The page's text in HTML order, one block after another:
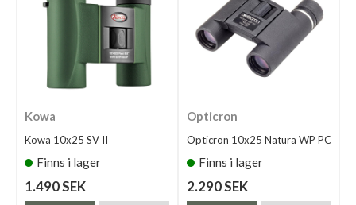
Kowa
Kowa 10x25 SV II
Finns i lager
1.490 SEK
Opticron
Opticron 10x25 Natura WP PC
Finns i lager
2.290 SEK